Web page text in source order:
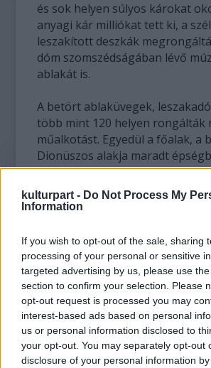
kulturpart - Do Not Process My
Information
If you wish to opt-out of the sale, sharing
processing of your personal or sensitive
targeted advertising by us, please use
section to confirm your selection. Please
opt-out request is processed you may
interest-based ads based on personal
us or personal information disclosed to
your opt-out. You may separately opt-out
disclosure of your personal information
és sok helyen súlyos károkat
anyagi kár milliókat tett ki, a
leszakított deszkák
dóm szomszédságában lévő
ablakát is.
A betört ablaküvegek,
több mint 120 helyen rongálták
műalkotást. Egyedül a főalak, a
Dionüszos alakja maradt
mintegy másfél millió
A Római-Germán Múzeum
Christoph Merzenreich
irányításával húsznál több
részt. A restaurálási költségeket
euróra (29 millió forint) becsülik.
A Krisztus után 200-ban készült
valamikor egy római előkelőség
éttermét díszítette. Az épület